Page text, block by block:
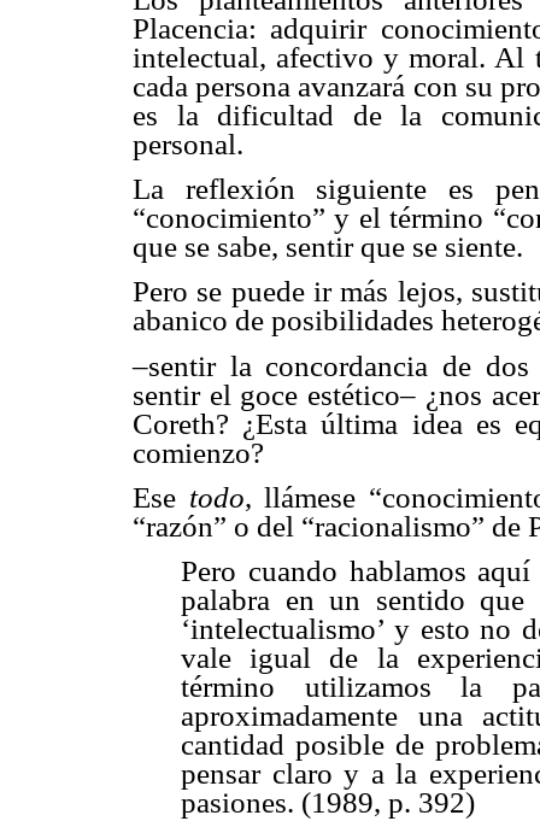
Placencia: adquirir
intelectual, afectivo y moral. Al
cada persona avanzará con su
es la dificultad de la
personal.
La reflexión siguiente es
“conocimiento” y el término
que se sabe, sentir que se siente.
Pero se puede ir más lejos,
abanico de posibilidades
–sentir la concordancia de
sentir el goce estético– ¿nos
Coreth? ¿Esta última idea es
comienzo?
Ese todo, llámese
“razón” o del “racionalismo” de
Pero cuando hablamos
palabra en un sentido que
‘intelectualismo’ y esto no
vale igual de la
término utilizamos la
aproximadamente una
cantidad posible de
pensar claro y a la
pasiones. (1989, p. 392)